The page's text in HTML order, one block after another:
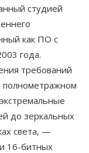
студией
как ПО с
года.
требований
полнометражном
до зеркальных
света, —
16-битных